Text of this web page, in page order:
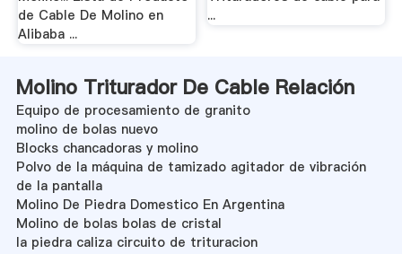
de Cable De Molino en
Alibaba ...
...
Molino Triturador De Cable Relación
Equipo de procesamiento de granito
molino de bolas nuevo
Blocks chancadoras y molino
Polvo de la máquina de tamizado agitador de vibración
de la pantalla
Molino De Piedra Domestico En Argentina
Molino de bolas bolas de cristal
la piedra caliza circuito de trituracion